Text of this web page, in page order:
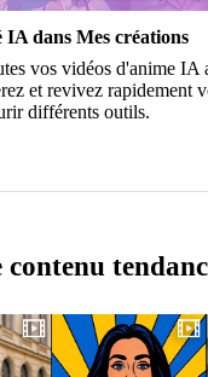
IA dans Mes créations
vos vidéos d'anime IA
et revivez rapidement
différents outils.
contenu